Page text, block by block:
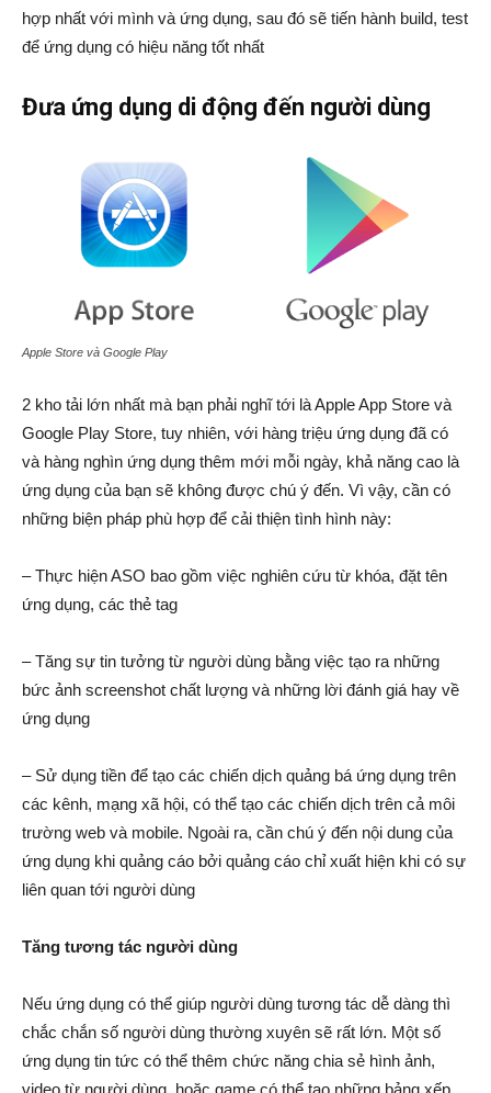
hợp nhất với mình và ứng dụng, sau đó sẽ tiến hành build, test
để ứng dụng có hiệu năng tốt nhất
Đưa ứng dụng di động đến người dùng
Apple Store và Google Play
2 kho tải lớn nhất mà bạn phải nghĩ tới là Apple App Store và
Google Play Store, tuy nhiên, với hàng triệu ứng dụng đã có
và hàng nghìn ứng dụng thêm mới mỗi ngày, khả năng cao là
ứng dụng của bạn sẽ không được chú ý đến. Vì vậy, cần có
những biện pháp phù hợp để cải thiện tình hình này:
– Thực hiện ASO bao gồm việc nghiên cứu từ khóa, đặt tên
ứng dụng, các thẻ tag
– Tăng sự tin tưởng từ người dùng bằng việc tạo ra những
bức ảnh screenshot chất lượng và những lời đánh giá hay về
ứng dụng
– Sử dụng tiền để tạo các chiến dịch quảng bá ứng dụng trên
các kênh, mạng xã hội, có thể tạo các chiến dịch trên cả môi
trường web và mobile. Ngoài ra, cần chú ý đến nội dung của
ứng dụng khi quảng cáo bởi quảng cáo chỉ xuất hiện khi có sự
liên quan tới người dùng
Tăng tương tác người dùng
Nếu ứng dụng có thể giúp người dùng tương tác dễ dàng thì
chắc chắn số người dùng thường xuyên sẽ rất lớn. Một số
ứng dụng tin tức có thể thêm chức năng chia sẻ hình ảnh,